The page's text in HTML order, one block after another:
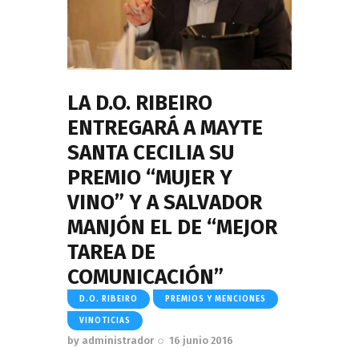
LA D.O. RIBEIRO
ENTREGARÁ A MAYTE
SANTA CECILIA SU
PREMIO “MUJER Y
VINO” Y A SALVADOR
MANJÓN EL DE “MEJOR
TAREA DE
COMUNICACIÓN”
D.O. RIBEIRO PREMIOS Y MENCIONES
VINOTICIAS
by administrador
16 junio 2016